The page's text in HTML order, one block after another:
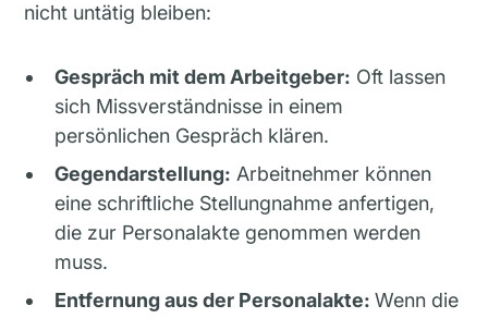
nicht untätig bleiben:
Gespräch mit dem Arbeitgeber: Oft lassen
sich Missverständnisse in einem
persönlichen Gespräch klären.
Gegendarstellung: Arbeitnehmer können
eine schriftliche Stellungnahme anfertigen,
die zur Personalakte genommen werden
muss.
Entfernung aus der Personalakte:Wenn die